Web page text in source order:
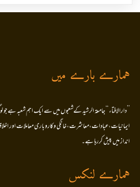
ہمارے بارے میں
’’دارالافتاء ‘‘جامعۃ الرشید کےشعبوں میں سے ایک اہم شعبہ ہے جو
ایمانیات،عبادات،معاشرت،خانگی وکاروباری معاملات اور
انداز میں پیش کررہا ہے۔
ہمارے لنکس